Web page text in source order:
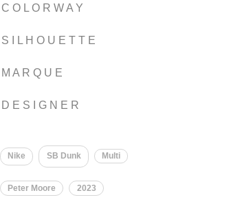
C O L O R W A Y
S I L H O U E T T E
M A R Q U E
D E S I G N E R
Nike SB Dunk Multi
Peter Moore 2023